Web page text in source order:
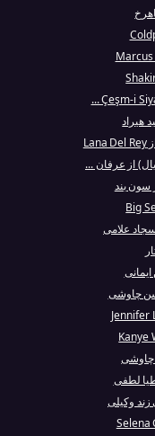
هیراد
از عرفان ...
سون بند
سجاد علامی
چاوشی
چاوشی
لطفی
زند وکیلی